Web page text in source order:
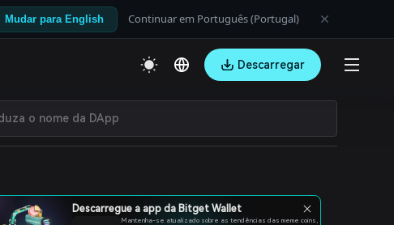
Mudar para English Continuar em Português (Portugal)
Descarregar
Descarregue a app da Bitget Wallet
Mantenha-se atualizado sobre as tendências das meme coins,